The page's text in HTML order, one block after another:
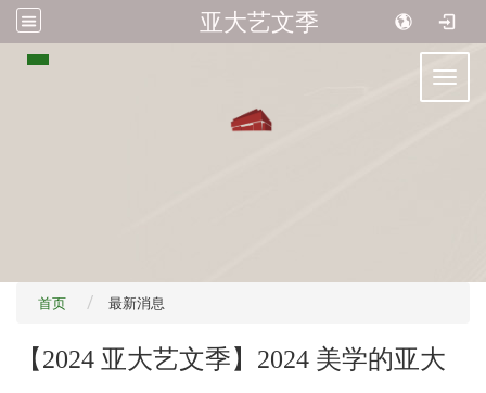
亚大艺文季
:::
首页 最新消息
【2024 亚大艺文季】2024 美学的亚大